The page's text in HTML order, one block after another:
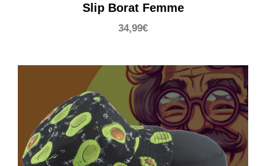
Slip Borat Femme
34,99€